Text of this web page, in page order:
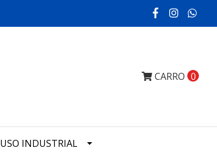
CARRO 0
USO INDUSTRIAL